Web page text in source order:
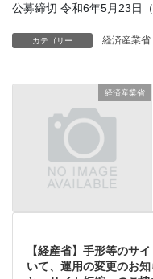
公募締切 令和6年5月23日
カテゴリー 経済産業省
経済産業省
【経産省】手形等のサ
いて、運用の変更のお知